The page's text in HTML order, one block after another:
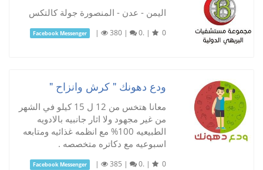
اليمن - عدن - المنصورة جولة كالتكس
Facebook Messenger | 380 | 0. | 0
ودع دهونك " كرش وانزاح "
معانا هتخس من 12 ل 15 كيلو في الشهر
من غير مجهود ولا اثار جانبيه بالادويه
الطبيعيه 100% مع انظمه غذائيه ومتابعه
اسبوعيه مع دكاتره متخصصه .
Facebook Messenger | 385 | 0. | 0